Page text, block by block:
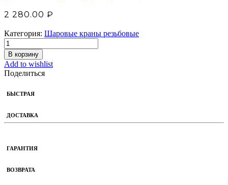
2 280.00 ₽
Категория: Шаровые краны резьбовые
В корзину
Add to wishlist
Поделиться
БЫСТРАЯ
ДОСТАВКА
ГАРАНТИЯ
ВОЗВРАТА